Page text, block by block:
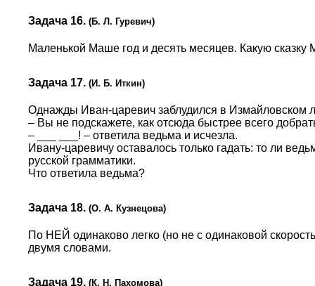
Задача 16. (Б. Л. Гуревич)
Маленькой Маше год и десять месяцев. Какую
Задача 17. (И. Б. Иткин)
Однажды Иван-царевич заблудился в Измайловском
– Вы не подскажете, как отсюда быстрее всего
– ___ ___! – ответила ведьма и исчезла.
Ивану-царевичу оставалось только гадать: то ли
русской грамматики.
Что ответила ведьма?
Задача 18. (О. А. Кузнецова)
По НЕЙ одинаково легко (но не с одинаковой
двумя словами.
Задача 19. (К. Н. Пахомова)